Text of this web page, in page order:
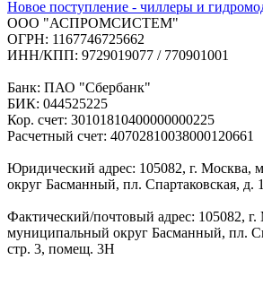
Новое поступление - чиллеры и
ООО "АСПРОМСИСТЕМ"
ОГРН: 1167746725662
ИНН/КПП: 9729019077 / 770901001
Банк: ПАО "Сбербанк"
БИК: 044525225
Кор. счет: 30101810400000000225
Расчетный счет: 40702810038000120661
Юридический адрес: 105082, г. Москва,
округ Басманный, пл. Спартаковская, д.
Фактический/почтовый адрес: 105082, г.
муниципальный округ Басманный, пл.
стр. 3, помещ. 3Н